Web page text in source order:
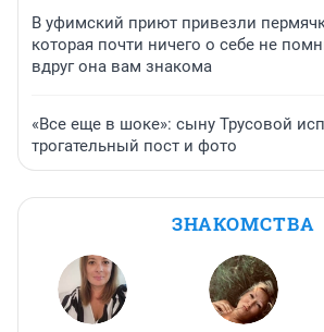
В уфимский приют привезли
которая почти ничего о себе не
вдруг она вам знакома
«Все еще в шоке»: сыну Трусовой
трогательный пост и фото
ЗНАКОМСТВА